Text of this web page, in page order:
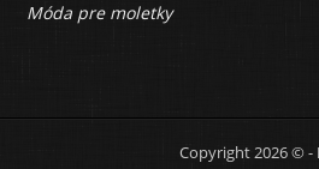
Móda pre moletky
Copyright 2026 © -